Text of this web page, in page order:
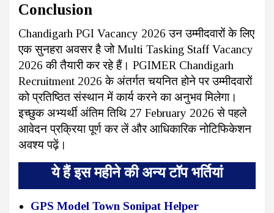
Conclusion
Chandigarh PGI Vacancy 2026 उन उम्मीदवारों के लिए
एक सुनहरा अवसर है जो Multi Tasking Staff Vacancy
2026 की तैयारी कर रहे हैं। PGIMER Chandigarh
Recruitment 2026 के अंतर्गत चयनित होने पर उम्मीदवारों
को प्रतिष्ठित संस्थान में कार्य करने का अनुभव मिलेगा।
इच्छुक अभ्यर्थी अंतिम तिथि 27 February 2026 से पहले
आवेदन प्रक्रिया पूर्ण कर लें और आधिकारिक नोटिफिकेशन
अवश्य पढ़ें।
ये हैं इस महीने की अन्य टॉप भर्तियां
GPS Model Town Sonipat Helper